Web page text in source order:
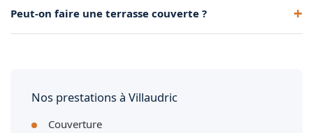
le pin traité, mais coûtent plus cher.
Peut-on faire une terrasse couverte ?
Nos prestations à Villaudric
Couverture